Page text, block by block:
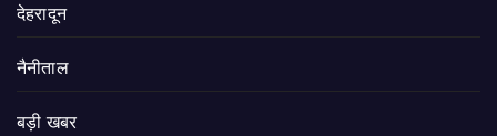
देहरादून
नैनीताल
बड़ी खबर